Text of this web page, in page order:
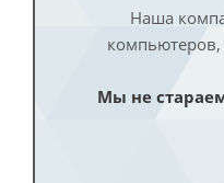
Наша
Мы не